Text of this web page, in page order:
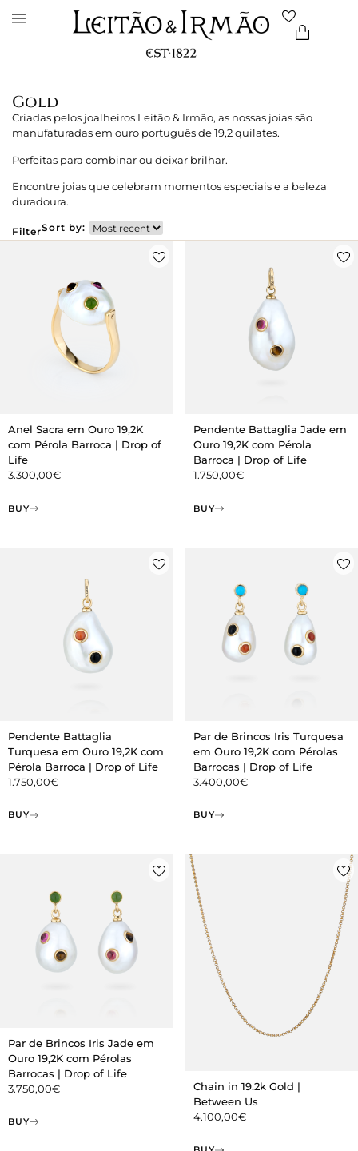
Gold
Criadas pelos joalheiros Leitão & Irmão, as nossas joias são
manufaturadas em ouro português de 19,2 quilates.
Perfeitas para combinar ou deixar brilhar.
Encontre joias que celebram momentos especiais e a beleza
duradoura.
FilterSort by:
Anel Sacra em Ouro 19,2K
com Pérola Barroca | Drop of
Life
3.300,00€
BUY
Pendente Battaglia Jade em
Ouro 19,2K com Pérola
Barroca | Drop of Life
1.750,00€
BUY
Pendente Battaglia
Turquesa em Ouro 19,2K com
Pérola Barroca | Drop of Life
1.750,00€
BUY
Par de Brincos Iris Turquesa
em Ouro 19,2K com Pérolas
Barrocas | Drop of Life
3.400,00€
BUY
Par de Brincos Iris Jade em
Ouro 19,2K com Pérolas
Barrocas | Drop of Life
3.750,00€
BUY
Chain in 19.2k Gold |
Between Us
4.100,00€